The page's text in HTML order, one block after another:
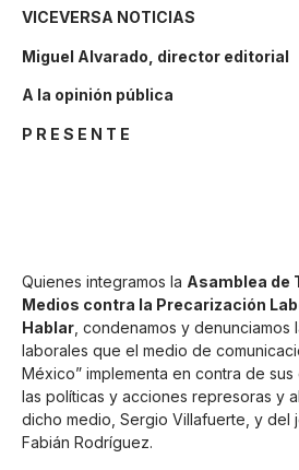
VICEVERSA NOTICIAS
Miguel Alvarado, director editorial
A la opinión pública
P R E S E N T E
Quienes integramos la Asamblea de
Medios contra la Precarización
Hablar , condenamos y denunciamos
laborales que el medio de
México” implementa en contra de
las políticas y acciones represoras y
dicho medio, Sergio Villafuerte, y del
Fabián Rodríguez.